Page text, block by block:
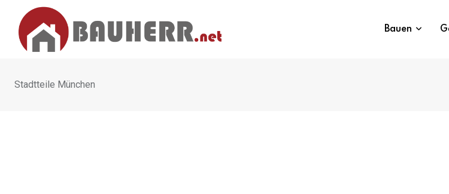
content
Bauen
Stadtteile München